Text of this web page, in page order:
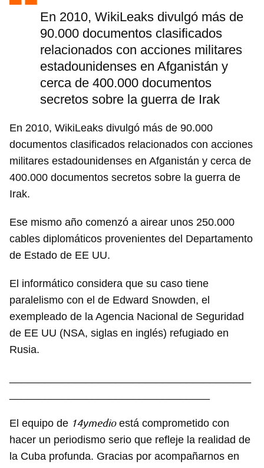
En 2010, WikiLeaks divulgó más de
90.000 documentos clasificados
relacionados con acciones militares
estadounidenses en Afganistán y
cerca de 400.000 documentos
secretos sobre la guerra de Irak
En 2010, WikiLeaks divulgó más de 90.000
documentos clasificados relacionados con acciones
militares estadounidenses en Afganistán y cerca de
400.000 documentos secretos sobre la guerra de
Irak.
Ese mismo año comenzó a airear unos 250.000
cables diplomáticos provenientes del Departamento
de Estado de EE UU.
El informático considera que su caso tiene
paralelismo con el de Edward Snowden, el
exempleado de la Agencia Nacional de Seguridad
de EE UU (NSA, siglas en inglés) refugiado en
Rusia.
El equipo de 14ymedioestá comprometido con
hacer un periodismo serio que refleje la realidad de
la Cuba profunda. Gracias por acompañarnos en